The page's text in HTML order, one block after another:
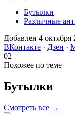
Бутылки
Различные
Добавлен 4 октября
ВКонтакте · Дзен ·
02
Похожее по теме
Бутылки
Смотреть все →